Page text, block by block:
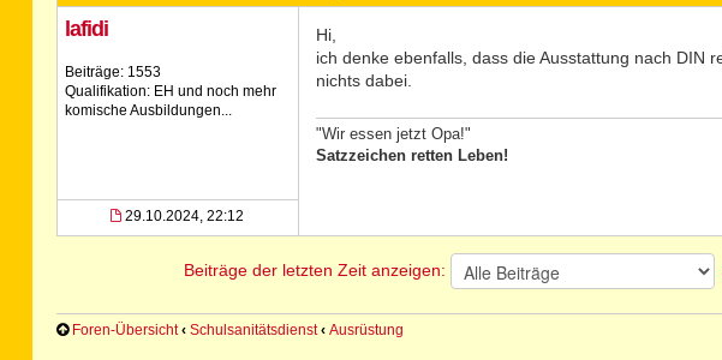
lafidi
Beiträge: 1553
Qualifikation: EH und noch mehr
komische Ausbildungen...
29.10.2024, 22:12
Hi,
ich denke ebenfalls, dass die Ausstattung nach DIN
nichts dabei.
"Wir essen jetzt Opa!"
Satzzeichen retten Leben!
Beiträge der letzten Zeit anzeigen:
Foren-Übersicht ‹ Schulsanitätsdienst ‹ Ausrüstung